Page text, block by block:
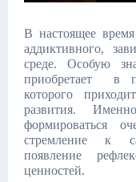
В настоящее
аддиктивного,
среде. Особую
приобретает в
которого
развития.
формироваться
стремление к
появление
ценностей.